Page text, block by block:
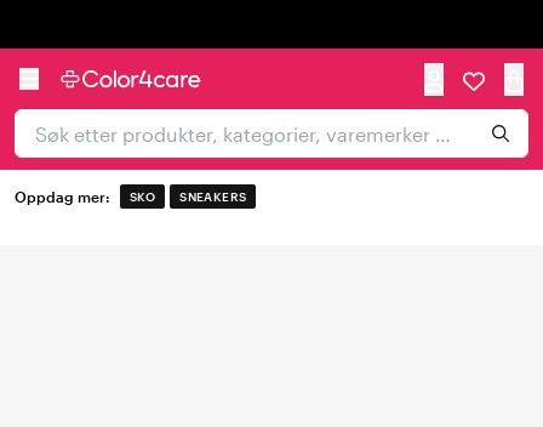
Oppdag mer: SKO SNEAKERS